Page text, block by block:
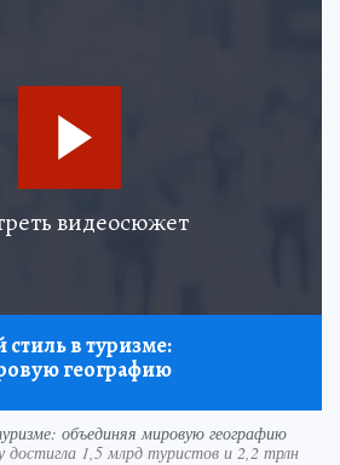
видеосюжет
в туризме:
географию
объединяя мировую географию
достигла 1,5 млрд туристов и 2,2 трлн